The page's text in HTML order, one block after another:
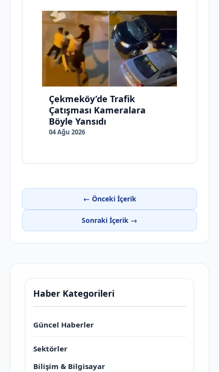
Çekmeköy’de Trafik
Çatışması Kameralara
Böyle Yansıdı
04 Ağu 2026
← Önceki İçerik
Sonraki İçerik →
Haber Kategorileri
Güncel Haberler
Sektörler
Bilişim & Bilgisayar